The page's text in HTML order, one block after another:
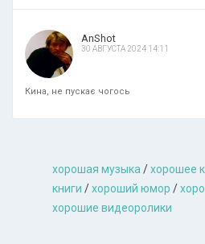
AnShot
30 АВГУСТА 2024 14:11
Кина, не пускає чогось
хорошая музыкa /хорошее
книги /хороший юмор /
хорошие видеоролики